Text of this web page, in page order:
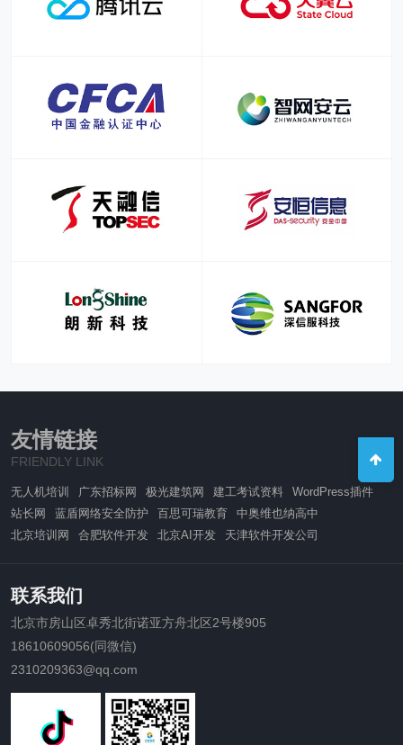
友情链接
FRIENDLY LINK
无人机培训 广东招标网 极光建筑网 建工考试资料
WordPress插件
站长网
蓝盾网络安全防护 百思可瑞教育
中奥维也纳高中
北京培训网
合肥软件开发 北京AI开发 天津软件开发公司
联系我们
北京市房山区卓秀北街诺亚方舟北区2号楼905
18610609056(同微信)
2310209363@qq.com